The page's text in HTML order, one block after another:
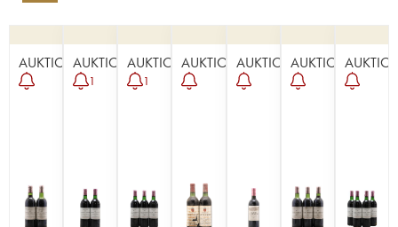
AUKTIONAUKTION
1
AUKTION
1
AUKTIONAUKTIONAUKTION